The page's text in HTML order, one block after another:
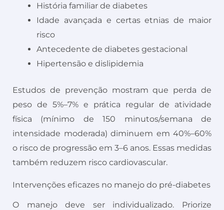
História familiar de diabetes
Idade avançada e certas etnias de maior
risco
Antecedente de diabetes gestacional
Hipertensão e dislipidemia
Estudos de prevenção mostram que perda de
peso de 5%–7% e prática regular de atividade
física (mínimo de 150 minutos/semana de
intensidade moderada) diminuem em 40%–60%
o risco de progressão em 3–6 anos. Essas medidas
também reduzem risco cardiovascular.
Intervenções eficazes no manejo do pré-diabetes
O manejo deve ser individualizado. Priorize